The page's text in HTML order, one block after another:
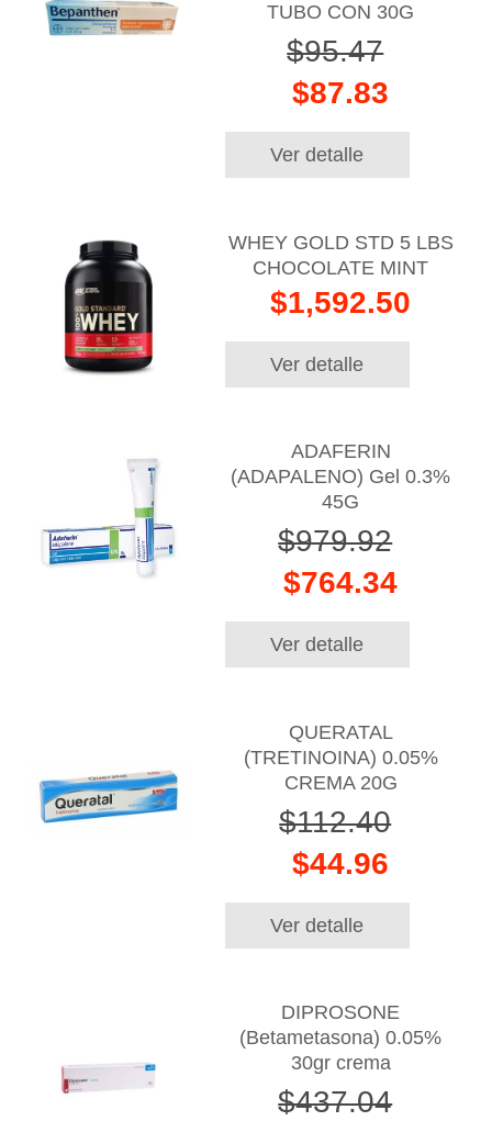
TUBO CON 30G
$95.47
$87.83
Ver detalle
WHEY GOLD STD 5 LBS
CHOCOLATE MINT
$1,592.50
Ver detalle
ADAFERIN
(ADAPALENO) Gel 0.3%
45G
$979.92
$764.34
Ver detalle
QUERATAL
(TRETINOINA) 0.05%
CREMA 20G
$112.40
$44.96
Ver detalle
DIPROSONE
(Betametasona) 0.05%
30gr crema
$437.04